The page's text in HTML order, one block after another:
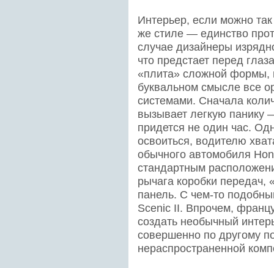
Интерьер, если можно
же стиле — единство
случае дизайнеры
что предстает перед
«плита» сложной формы,
буквальном смысле все
системами. Сначала
вызывает легкую панику
придется не один час.
освоиться, водителю
обычного автомобиля
стандартным
рычага коробки
панель. С чем-то
Scenic II. Впрочем,
создать необычный
совершенно по другому
нераспространенной